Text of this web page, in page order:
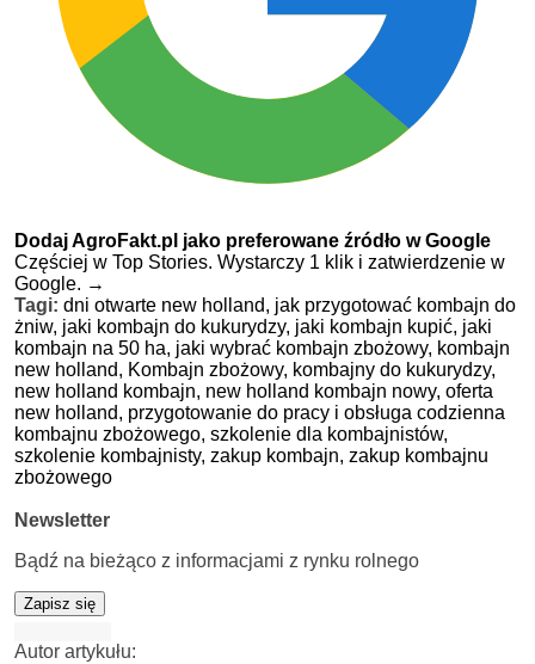
Dodaj AgroFakt.pl jako preferowane źródło w Google
Częściej w Top Stories. Wystarczy 1 klik i zatwierdzenie w
Google. →
Tagi: dni otwarte new holland, jak przygotować kombajn do
żniw, jaki kombajn do kukurydzy, jaki kombajn kupić, jaki
kombajn na 50 ha, jaki wybrać kombajn zbożowy, kombajn
new holland, Kombajn zbożowy, kombajny do kukurydzy,
new holland kombajn, new holland kombajn nowy, oferta
new holland, przygotowanie do pracy i obsługa codzienna
kombajnu zbożowego, szkolenie dla kombajnistów,
szkolenie kombajnisty, zakup kombajn, zakup kombajnu
zbożowego
Newsletter
Bądź na bieżąco z informacjami z rynku rolnego
Zapisz się
Autor artykułu: